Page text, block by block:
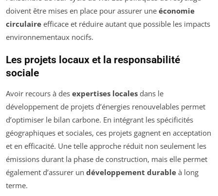
doivent être mises en place pour assurer une économie
circulaire efficace et réduire autant que possible les impacts
environnementaux nocifs.
Les projets locaux et la responsabilité
sociale
Avoir recours à des expertises locales dans le
développement de projets d’énergies renouvelables permet
d’optimiser le bilan carbone. En intégrant les spécificités
géographiques et sociales, ces projets gagnent en acceptation
et en efficacité. Une telle approche réduit non seulement les
émissions durant la phase de construction, mais elle permet
également d’assurer un développement durable à long
terme.